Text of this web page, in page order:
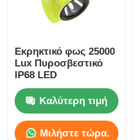
Εκρηκτικό φως 25000
Lux Πυροσβεστικό
IP68 LED
Καλύτερη τιμή
Μιλήστε τώρα.